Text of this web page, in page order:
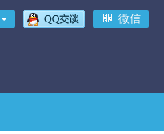
微信